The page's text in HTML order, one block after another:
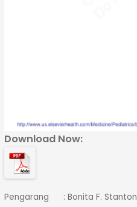
Download Now:
Pengarang : Bonita F. Stanton